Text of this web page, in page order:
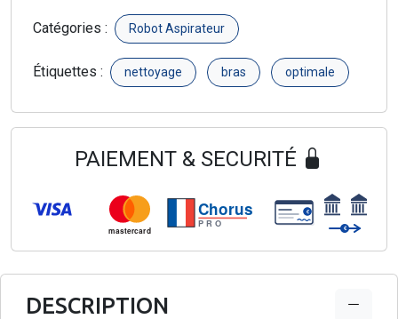
Catégories : Robot Aspirateur
Étiquettes : nettoyage bras optimale
PAIEMENT & SECURITÉ
mastercard
Chorus
PRO
€
€
DESCRIPTION